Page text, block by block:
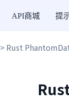
API商城 提
> Rust